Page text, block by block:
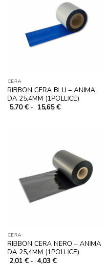
CERA
RIBBON CERA BLU – ANIMA
DA 25,4MM (1POLLICE)
5,70€ - 15,65€Fascia
CERA
RIBBON CERA NERO – ANIMA
DA 25,4MM (1POLLICE)
2,01 € - 4,03 €Fascia